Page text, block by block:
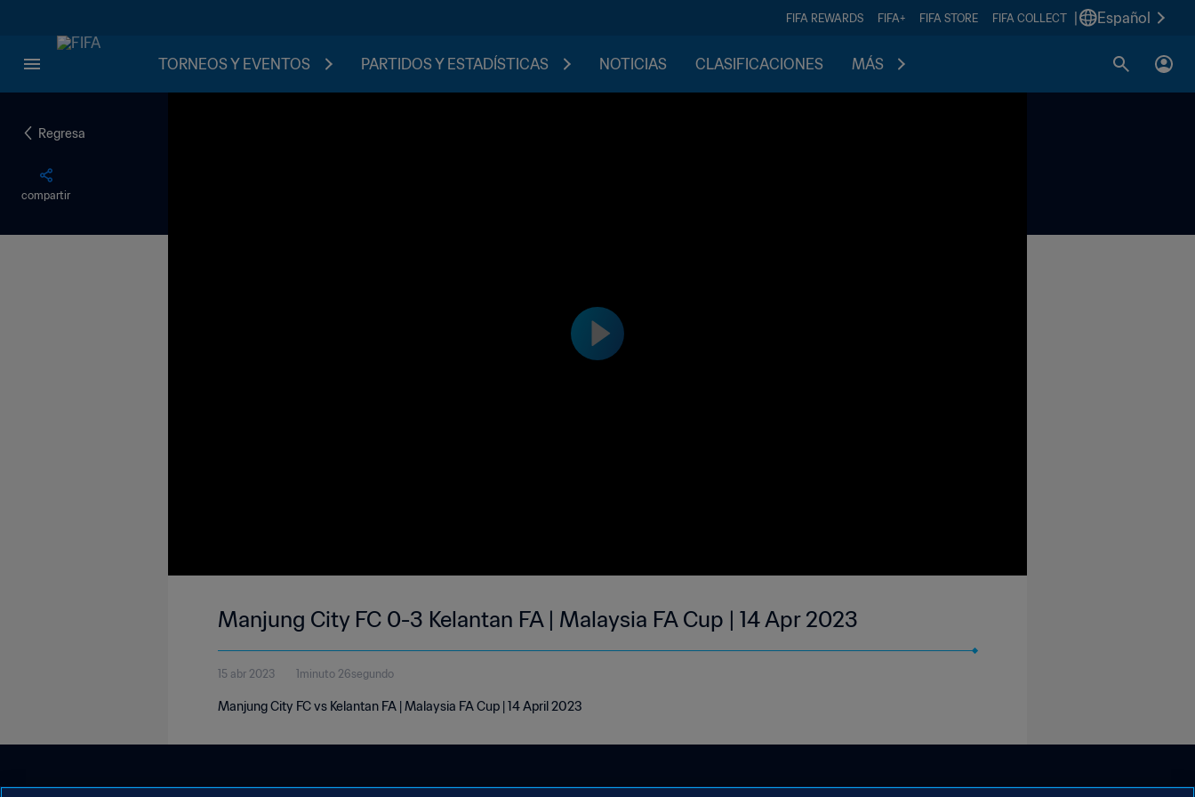
FIFA REWARDS FIFA+ FIFA STORE FIFA COLLECT Español
TORNEOS Y EVENTOS PARTIDOS Y ESTADÍSTICAS NOTICIAS CLASIFICACIONES MÁS
Regresa
compartir
Manjung City FC 0-3 Kelantan FA | Malaysia FA Cup | 14 Apr 2023
15 abr 2023 1minuto 26segundo
Manjung City FC vs Kelantan FA | Malaysia FA Cup | 14 April 2023